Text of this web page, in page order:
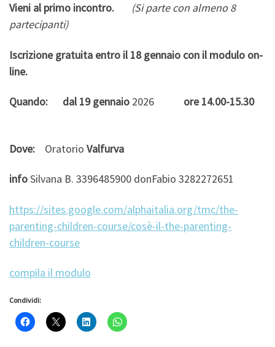
Vieni al primo incontro.
(Si parte con almeno 8
partecipanti)
Iscrizione gratuita entro il 18 gennaio con il modulo on-
line.
Quando: dal 19 gennaio 2026 ore 14.00-15.30
Dove: Oratorio Valfurva
infoSilvana B. 3396485900 donFabio 3282272651
https://sites.google.com/alphaitalia.org/tmc/the-
parenting-children-course/cosè-il-the-parenting-
children-course
compila il modulo
Condividi: